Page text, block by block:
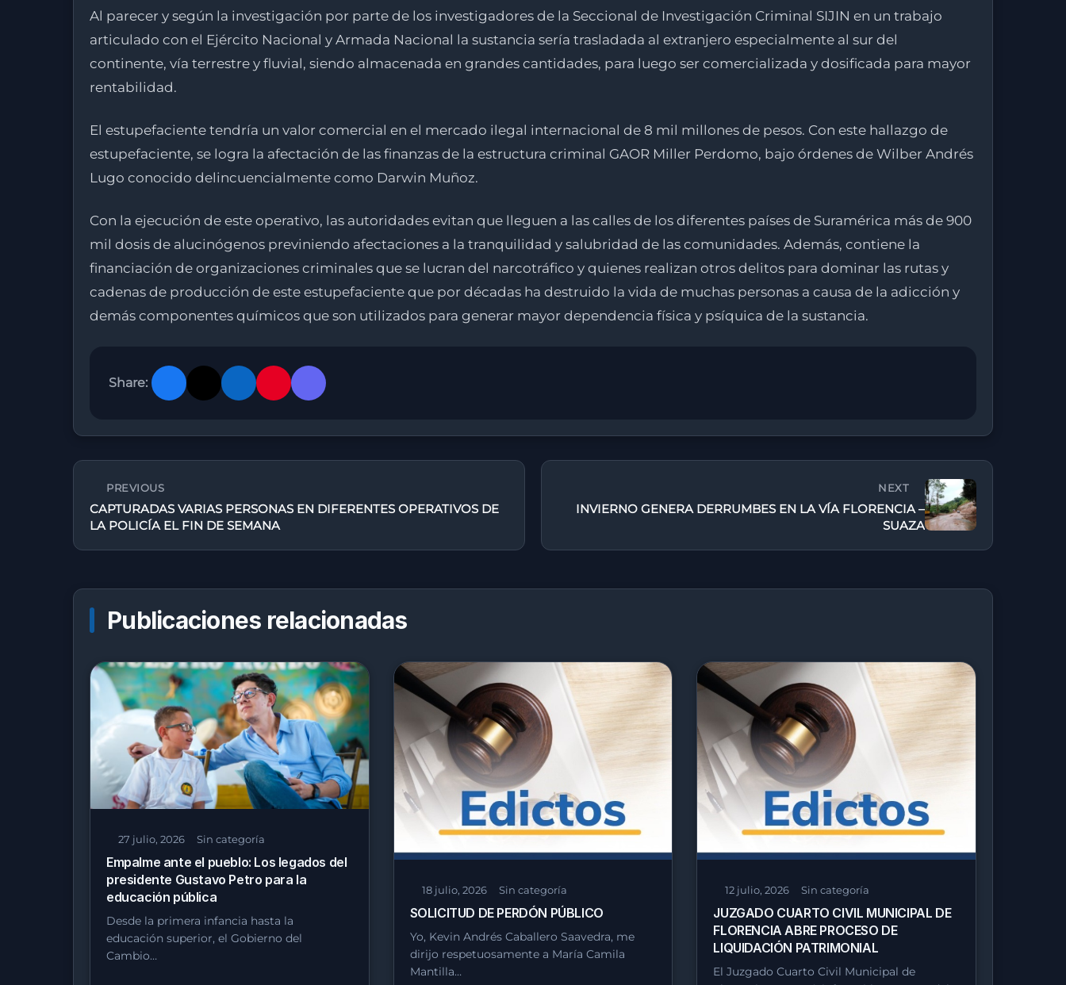
Al parecer y según la investigación por parte de los investigadores de la Seccional de Investigación Criminal SIJIN en un trabajo
articulado con el Ejército Nacional y Armada Nacional la sustancia sería trasladada al extranjero especialmente al sur del
continente, vía terrestre y fluvial, siendo almacenada en grandes cantidades, para luego ser comercializada y dosificada para mayor
rentabilidad.
El estupefaciente tendría un valor comercial en el mercado ilegal internacional de 8 mil millones de pesos. Con este hallazgo de
estupefaciente, se logra la afectación de las finanzas de la estructura criminal GAOR Miller Perdomo, bajo órdenes de Wilber Andrés
Lugo conocido delincuencialmente como Darwin Muñoz.
Con la ejecución de este operativo, las autoridades evitan que lleguen a las calles de los diferentes países de Suramérica más de 900
mil dosis de alucinógenos previniendo afectaciones a la tranquilidad y salubridad de las comunidades. Además, contiene la
financiación de organizaciones criminales que se lucran del narcotráfico y quienes realizan otros delitos para dominar las rutas y
cadenas de producción de este estupefaciente que por décadas ha destruido la vida de muchas personas a causa de la adicción y
demás componentes químicos que son utilizados para generar mayor dependencia física y psíquica de la sustancia.
Share:
PREVIOUS
CAPTURADAS VARIAS PERSONAS EN DIFERENTES OPERATIVOS DE
LA POLICÍA EL FIN DE SEMANA
NEXT
INVIERNO GENERA DERRUMBES EN LA VÍA FLORENCIA –
SUAZA
Publicaciones relacionadas
27 julio, 2026 Sin categoría
Empalme ante el pueblo: Los legados del
presidente Gustavo Petro para la
educación pública
Desde la primera infancia hasta la
educación superior, el Gobierno del
Cambio…
18 julio, 2026 Sin categoría
SOLICITUD DE PERDÓN PÚBLICO
Yo, Kevin Andrés Caballero Saavedra, me
dirijo respetuosamente a María Camila
Mantilla…
12 julio, 2026 Sin categoría
JUZGADO CUARTO CIVIL MUNICIPAL DE
FLORENCIA ABRE PROCESO DE
LIQUIDACIÓN PATRIMONIAL
El Juzgado Cuarto Civil Municipal de